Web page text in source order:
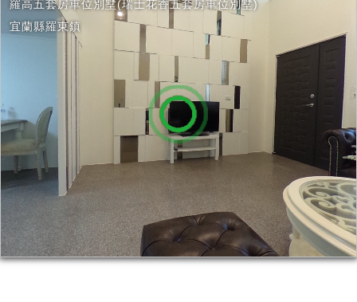
羅高五套房車位別墅(瑞士花香五套房車位別墅)
宜蘭縣羅東鎮